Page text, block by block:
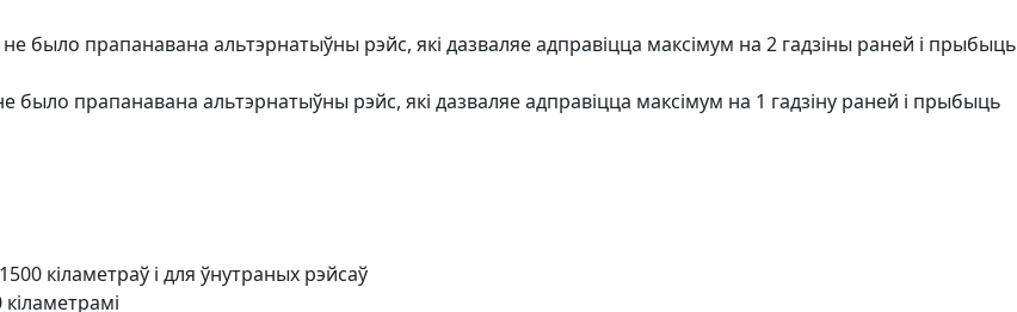
было прапанавана альтэрнатыўны рэйс, які дазваляе адправіцца максімум на 2 гадзіны раней і прыбыць
было прапанавана альтэрнатыўны рэйс, які дазваляе адправіцца максімум на 1 гадзіну раней і прыбыць
кіламетраў і для ўнутраных рэйсаў